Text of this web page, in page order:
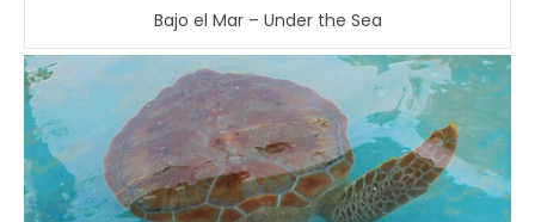
Bajo el Mar – Under the Sea